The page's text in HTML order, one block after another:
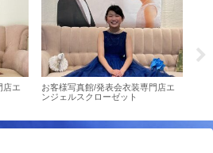
店エ
お客様写真館/発表会衣装専門店エ
ンジェルスクローゼット